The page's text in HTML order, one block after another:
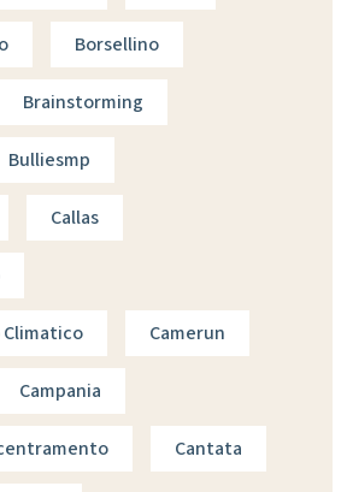
Borsellino
Brainstorming
Bulliesmp
Callas
Camerun
Campania
Cantata